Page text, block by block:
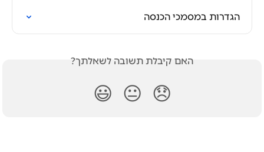
הגדרות במסמכי הכנסה
האם קיבלת תשובה לשאלתך?
😞
😐
😃